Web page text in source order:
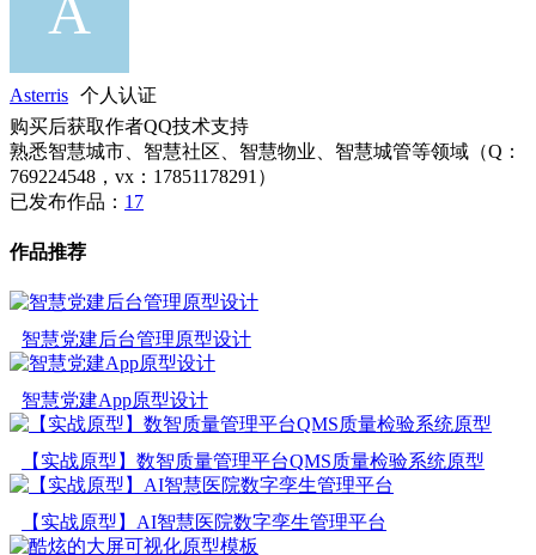
Asterris
个人认证
购买后获取作者QQ技术支持
熟悉智慧城市、智慧社区、智慧物业、智慧城管等领域（Q：
769224548，vx：17851178291）
已发布作品： 17
作品推荐
智慧党建后台管理原型设计
智慧党建App原型设计
【实战原型】数智质量管理平台QMS质量检验系统原型
【实战原型】AI智慧医院数字孪生管理平台